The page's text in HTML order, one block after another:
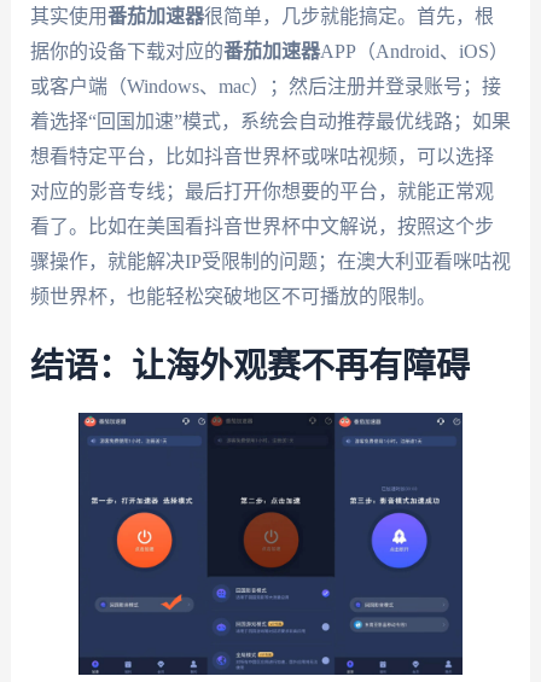
其实使用番茄加速器很简单，几步就能搞定。首先，根
据你的设备下载对应的番茄加速器APP（Android、iOS）
或客户端（Windows、mac）；然后注册并登录账号；接
着选择“回国加速”模式，系统会自动推荐最优线路；如果
想看特定平台，比如抖音世界杯或咪咕视频，可以选择
对应的影音专线；最后打开你想要的平台，就能正常观
看了。比如在美国看抖音世界杯中文解说，按照这个步
骤操作，就能解决IP受限制的问题；在澳大利亚看咪咕视
频世界杯，也能轻松突破地区不可播放的限制。
结语：让海外观赛不再有障碍